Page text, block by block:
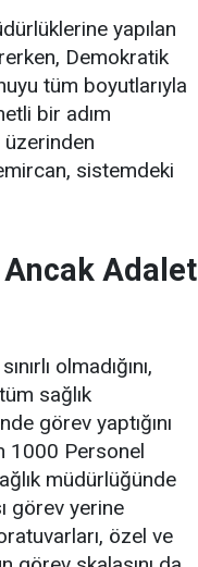
yapılan
Demokratik
tüm boyutlarıyla
bir adım
sistemdeki
Ancak Adalet
olmadığını,
sağlık
görev yaptığını
1000 Personel
müdürlüğünde
görev yerine
özel ve